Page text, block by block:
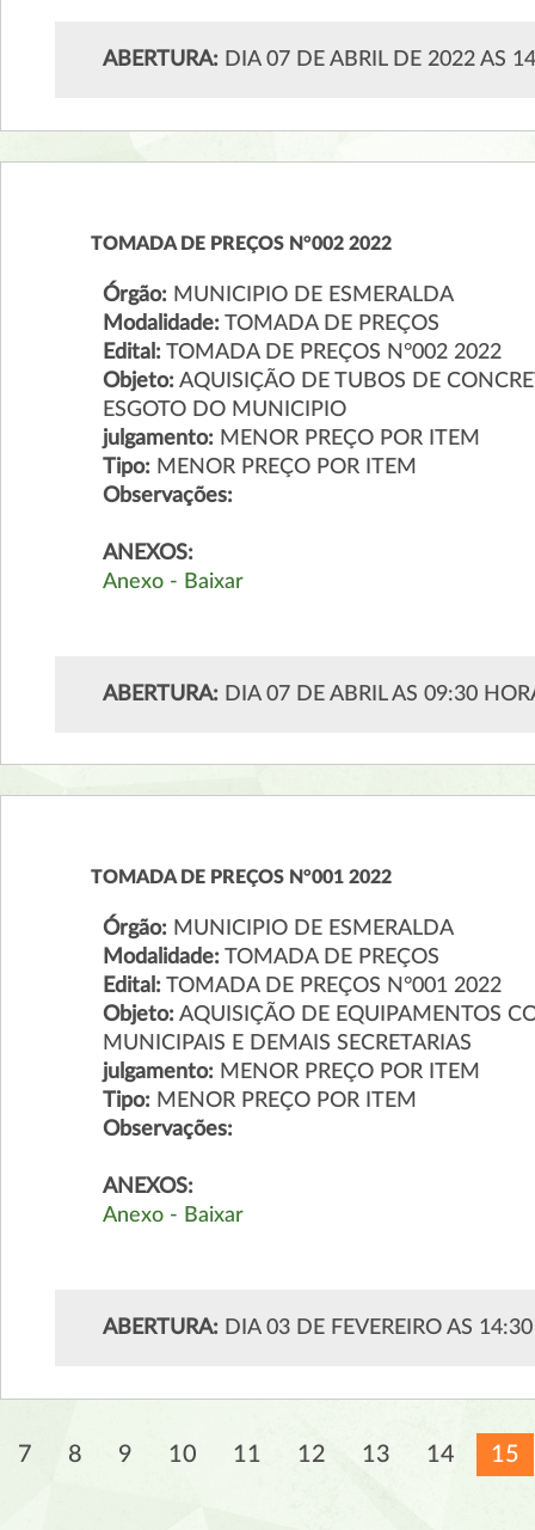
ABERTURA:DIA 07 DE ABRIL DE 2022 AS
TOMADA DE PREÇOS N°002 2022
Órgão:MUNICIPIO DE ESMERALDA
Modalidade:TOMADA DE PREÇOS
Edital:TOMADA DE PREÇOS N°002 2022
Objeto:AQUISIÇÃO DE TUBOS DE
ESGOTO DO MUNICIPIO
julgamento:MENOR PREÇO POR ITEM
Tipo:MENOR PREÇO POR ITEM
Observações:
ANEXOS:
Anexo - Baixar
ABERTURA:DIA 07 DE ABRIL AS 09:30
TOMADA DE PREÇOS N°001 2022
Órgão:MUNICIPIO DE ESMERALDA
Modalidade:TOMADA DE PREÇOS
Edital:TOMADA DE PREÇOS N°001 2022
Objeto:AQUISIÇÃO DE EQUIPAMENTOS
MUNICIPAIS E DEMAIS SECRETARIAS
julgamento:MENOR PREÇO POR ITEM
Tipo:MENOR PREÇO POR ITEM
Observações:
ANEXOS:
Anexo - Baixar
ABERTURA:DIA 03 DE FEVEREIRO AS
7 8 9 10 11 12 13 14 15